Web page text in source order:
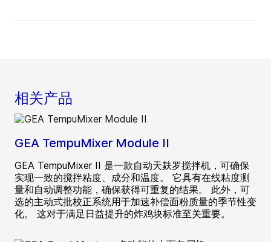
相关产品
GEA TempuMixer Module II
GEA TempuMixer II 是一款自动天麸罗搅拌机，可确保
实现一致的搅拌粘度、成分和温度。 它具有在线粘度测
量和自动调整功能，确保获得可重复的结果。 此外，可
选的主动式批校正系统用于加速补偿面粉质量的季节性变
化。 这对于满足日益提升的炸鸡块标准至关重要。